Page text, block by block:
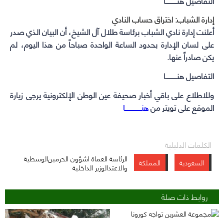
إدارة الشباب: اختراق حساب النادي
أعلنت إدارة نادي الشباب برئاسة طلال آل الشيخ، أن البيان الذي صدر
على لسان الإدارة بحدود الساعة الواحدة صباحاً من هذا اليوم، لم
يكن صادراً عنها.
التفاصيل هنـــــــــــا
وللاطلاع على باقي أخبار صحيفة عين الوطن الإلكترونية يرجى زيارة
الموقع على تويتر منهنــــــــــــــــا
الكلمات الدليلية
الرئاسة العماة اشؤون الحرمين السعودية المملكة الوسطية
والاعتدالوزير الداخلية
روابط ذات صلة